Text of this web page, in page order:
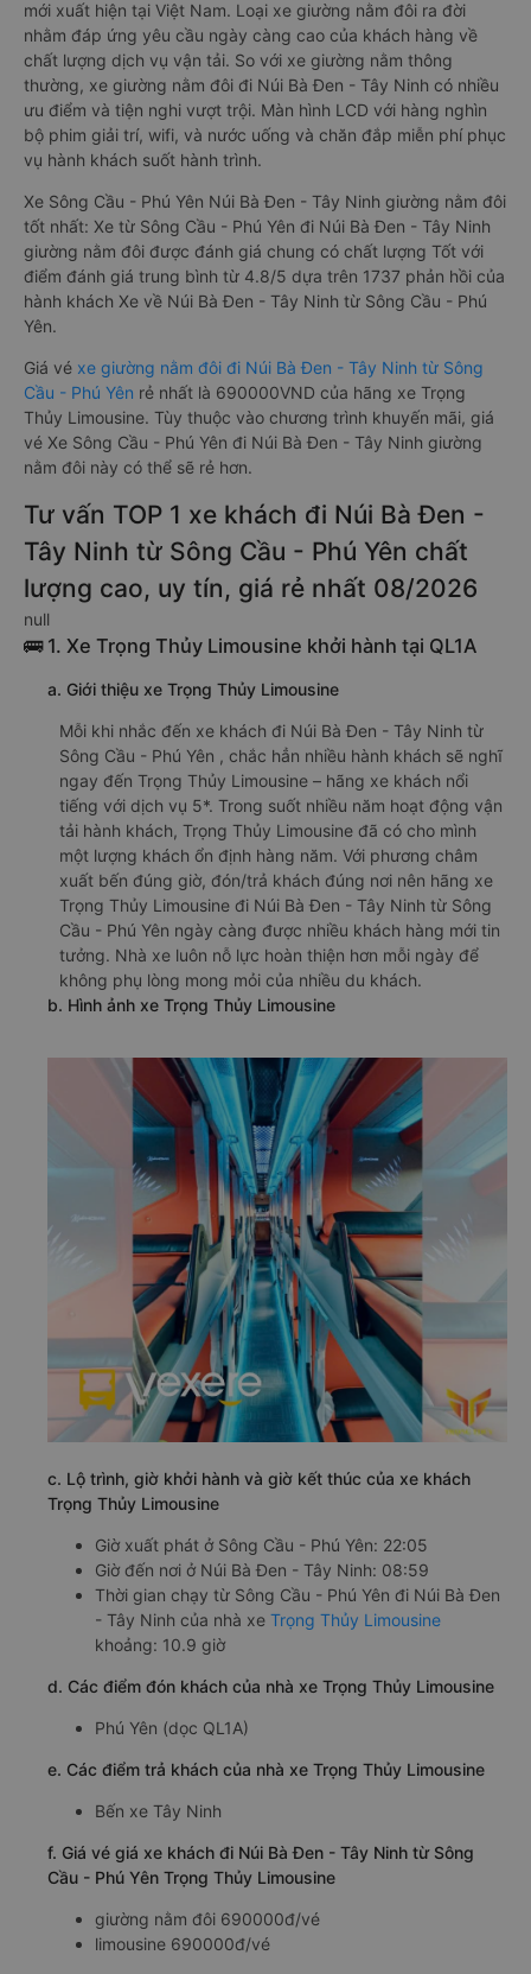
mới xuất hiện tại Việt Nam. Loại xe giường nằm đôi ra đời
nhằm đáp ứng yêu cầu ngày càng cao của khách hàng về
chất lượng dịch vụ vận tải. So với xe giường nằm thông
thường, xe giường nằm đôi đi Núi Bà Đen - Tây Ninh có nhiều
ưu điểm và tiện nghi vượt trội. Màn hình LCD với hàng nghìn
bộ phim giải trí, wifi, và nước uống và chăn đắp miễn phí phục
vụ hành khách suốt hành trình.
Xe Sông Cầu - Phú Yên Núi Bà Đen - Tây Ninh giường nằm đôi
tốt nhất: Xe từ Sông Cầu - Phú Yên đi Núi Bà Đen - Tây Ninh
giường nằm đôi được đánh giá chung có chất lượng Tốt với
điểm đánh giá trung bình từ 4.8/5 dựa trên 1737 phản hồi của
hành khách Xe về Núi Bà Đen - Tây Ninh từ Sông Cầu - Phú
Yên.
Giá vé xe giường nằm đôi đi Núi Bà Đen - Tây Ninh từ Sông
Cầu - Phú Yên rẻ nhất là 690000VND của hãng xe Trọng
Thủy Limousine. Tùy thuộc vào chương trình khuyến mãi, giá
vé Xe Sông Cầu - Phú Yên đi Núi Bà Đen - Tây Ninh giường
nằm đôi này có thể sẽ rẻ hơn.
Tư vấn TOP 1 xe khách đi Núi Bà Đen -
Tây Ninh từ Sông Cầu - Phú Yên chất
lượng cao, uy tín, giá rẻ nhất 08/2026
null
🚌 1. Xe Trọng Thủy Limousine khởi hành tại QL1A
a. Giới thiệu xe Trọng Thủy Limousine
Mỗi khi nhắc đến xe khách đi Núi Bà Đen - Tây Ninh từ
Sông Cầu - Phú Yên , chắc hẳn nhiều hành khách sẽ nghĩ
ngay đến Trọng Thủy Limousine – hãng xe khách nổi
tiếng với dịch vụ 5*. Trong suốt nhiều năm hoạt động vận
tải hành khách, Trọng Thủy Limousine đã có cho mình
một lượng khách ổn định hàng năm. Với phương châm
xuất bến đúng giờ, đón/trả khách đúng nơi nên hãng xe
Trọng Thủy Limousine đi Núi Bà Đen - Tây Ninh từ Sông
Cầu - Phú Yên ngày càng được nhiều khách hàng mới tin
tưởng. Nhà xe luôn nỗ lực hoàn thiện hơn mỗi ngày để
không phụ lòng mong mỏi của nhiều du khách.
b. Hình ảnh xe Trọng Thủy Limousine
c. Lộ trình, giờ khởi hành và giờ kết thúc của xe khách
Trọng Thủy Limousine
Giờ xuất phát ở Sông Cầu - Phú Yên: 22:05
Giờ đến nơi ở Núi Bà Đen - Tây Ninh: 08:59
Thời gian chạy từ Sông Cầu - Phú Yên đi Núi Bà Đen
- Tây Ninh của nhà xe Trọng Thủy Limousine
khoảng: 10.9 giờ
d. Các điểm đón khách của nhà xe Trọng Thủy Limousine
Phú Yên (dọc QL1A)
e. Các điểm trả khách của nhà xe Trọng Thủy Limousine
Bến xe Tây Ninh
f. Giá vé giá xe khách đi Núi Bà Đen - Tây Ninh từ Sông
Cầu - Phú Yên Trọng Thủy Limousine
giường nằm đôi 690000đ/vé
limousine 690000đ/vé